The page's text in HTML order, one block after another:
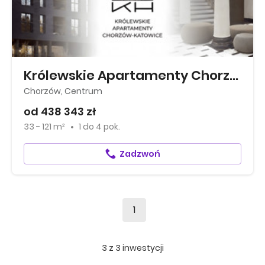
Królewskie Apartamenty Chorzów-Katowice
Chorzów, Centrum
od 438 343 zł
33 - 121 m² 1 do 4 pok.
Zadzwoń
1
3 z 3 inwestycji